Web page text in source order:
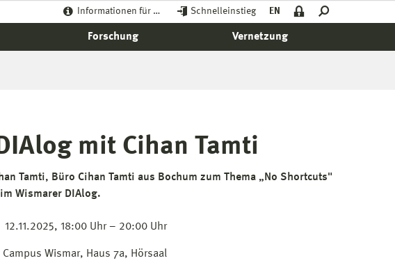
Informationen für … Schnelleinstieg EN
Forschung Vernetzung
mit Cihan Tamti
Tamti, Büro Cihan Tamti aus Bochum zum Thema „No Shortcuts"
Wismarer DIAlog.
12.11.2025, 18:00 Uhr – 20:00 Uhr
Campus Wismar, Haus 7a, Hörsaal